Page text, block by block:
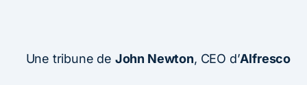
Une tribune de John Newton, CEO d’Alfresco